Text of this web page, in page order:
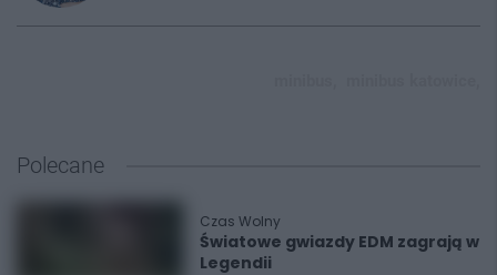
Polecane
Czas Wolny
Światowe gwiazdy EDM zagrają w
Legendii